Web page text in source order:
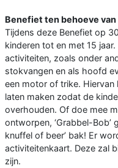
Benefiet ten behoeve
Tijdens deze Benefiet op
kinderen tot en met 15
activiteiten, zoals onder
stokvangen en als hoofd
een motor of trike.
laten maken zodat de
overhouden. Of doe mee
ontworpen, ‘Grabbel-Bob’
knuffel of beer’ bak! Er
activiteitenkaart. Deze zal
zijn.